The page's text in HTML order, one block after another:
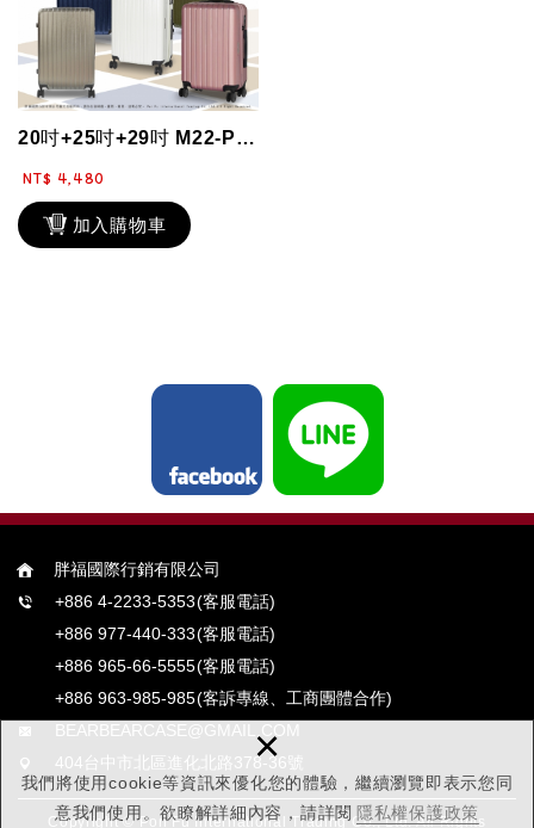
我們將使用cookie等資訊來優化您的體驗，繼續瀏覽即表示您同
意我們使用。欲瞭解詳細內容，請詳閱 隱私權保護政策
×
20吋+25吋+29吋 M22-PLUS 優惠三件組合 雙層防盜/防爆拉鏈 雙排...
NT$ 4,480
加入購物車
胖福國際行銷有限公司
+886 4-2233-5353(客服電話)
+886 977-440-333(客服電話)
+886 965-66-5555(客服電話)
+886 963-985-985(客訴專線、工商團體合作)
BEARBEARCASE@GMAIL.COM
404台中市北區進化北路378-36號
Copyright © Pon Fu International Trading Co., Ltd. All Rights